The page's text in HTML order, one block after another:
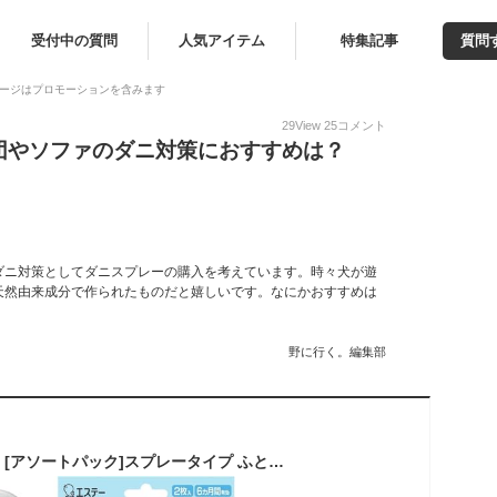
受付中の質問 人気アイテム 特集記事 質問
ジはプロモーションを含みます
29View 25コメント
ソファのダニ対策におすすめは？
対策としてダニスプレーの購入を考えています。時々犬が遊
由来成分で作られたものだと嬉しいです。なにかおすすめは
野に行く。編集部
ムシューダ(ダニよけ) [アソートパック]スプレータイプ ふとん まくら用 本体220mL + シート (大判タイプ) 天然100% 合成殺虫成分不使用 布団 ダニ除け 無香料